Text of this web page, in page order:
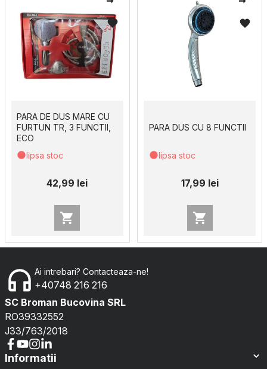
PARA DE DUS MARE CU
FURTUN TR, 3 FUNCTII,
ECO
lipsa stoc
42,99 lei
PARA DUS CU 8 FUNCTII
lipsa stoc
17,99 lei
Ai intrebari? Contacteaza-ne!
+40748 216 216
SC Broman Bucovina SRL
RO39332552
J33/763/2018
Informatii